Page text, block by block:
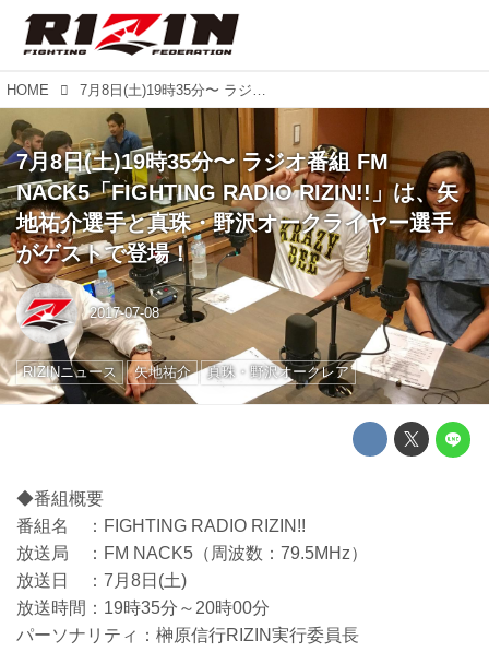
HOME 7月8日(土)19時35分〜 ラジオ番組 FM NACK5「FIGHTING RADIO RIZIN!!」は、矢地祐介選手と真珠・野沢オークライヤー選手がゲストで登場！
7月8日(土)19時35分〜 ラジオ番組 FM
NACK5「FIGHTING RADIO RIZIN!!」は、矢
地祐介選手と真珠・野沢オークライヤー選手
がゲストで登場！
2017-07-08
RIZINニュース 矢地祐介 真珠・野沢オークレア
◆番組概要
番組名 ：FIGHTING RADIO RIZIN!!
放送局 ：FM NACK5（周波数：79.5MHz）
放送日 ：7月8日(土)
放送時間：19時35分～20時00分
パーソナリティ：榊原信行RIZIN実行委員長